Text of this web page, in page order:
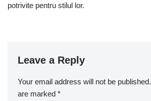
potrivite pentru stilul lor.
Leave a Reply
Your email address will not be published.
are marked *